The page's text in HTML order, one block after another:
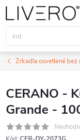
Prejsť
na
obsah
Zrkadla osvetlené bez
CERANO -
Grande -